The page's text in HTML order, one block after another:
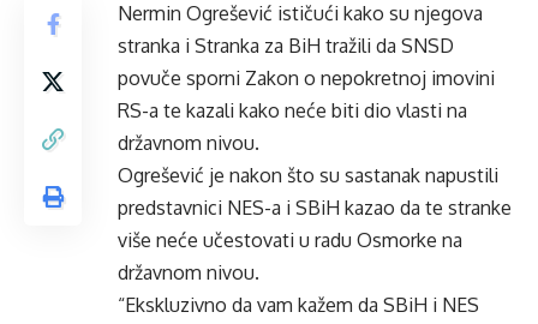
Nermin Ogrešević ističući kako su njegova
stranka i Stranka za BiH tražili da SNSD
povuče sporni Zakon o nepokretnoj imovini
RS-a te kazali kako neće biti dio vlasti na
državnom nivou.
Ogrešević je nakon što su sastanak napustili
predstavnici NES-a i SBiH kazao da te stranke
više neće učestovati u radu Osmorke na
državnom nivou.
“Ekskluzivno da vam kažem da SBiH i NES